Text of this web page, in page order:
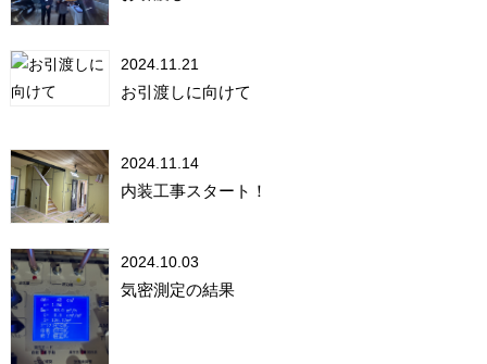
2024.11.21
お引渡しに向けて
2024.11.14
内装工事スタート！
2024.10.03
気密測定の結果